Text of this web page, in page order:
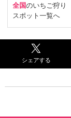
全国のいちご狩り
スポット一覧へ
シェアする